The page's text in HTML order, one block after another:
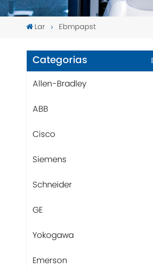
Lar Ebmpapst
Categorias
Allen-Bradley
ABB
Cisco
Siemens
Schneider
GE
Yokogawa
Emerson